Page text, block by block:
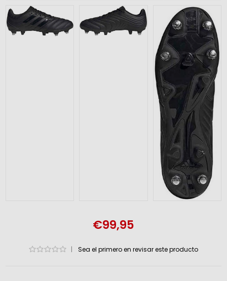
€99,95
| Sea el primero en revisar este producto